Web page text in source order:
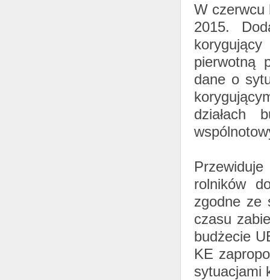
W czerwcu
2015.
pierwotną
dane o
działach
rolników
zgodne ze
czasu
budżecie
KE
sytuacjami